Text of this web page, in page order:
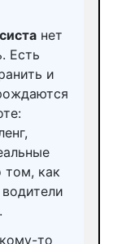
нет
Есть
и
как
то